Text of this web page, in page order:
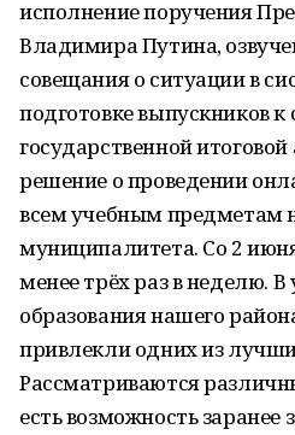
исполнение поручения
Владимира Путина,
совещания о ситуации в
подготовке выпускников к
государственной
решение о проведении
всем учебным предметам
муниципалитета. Со 2
менее трёх раз в неделю.
образования нашего
привлекли одних из
Рассматриваются
есть возможность